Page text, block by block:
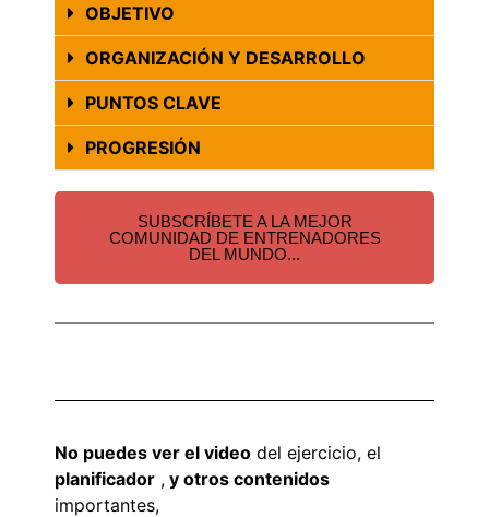
OBJETIVO
ORGANIZACIÓN Y DESARROLLO
PUNTOS CLAVE
PROGRESIÓN
SUBSCRÍBETE A LA MEJOR
COMUNIDAD DE ENTRENADORES
DEL MUNDO...
No puedes ver el video del ejercicio, el
planificador , y otros contenidos
importantes,